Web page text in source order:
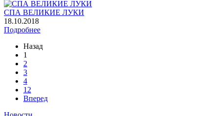
СПА ВЕЛИКИЕ ЛУКИ
18.10.2018
Подробнее
Назад
1
2
3
4
12
Вперед